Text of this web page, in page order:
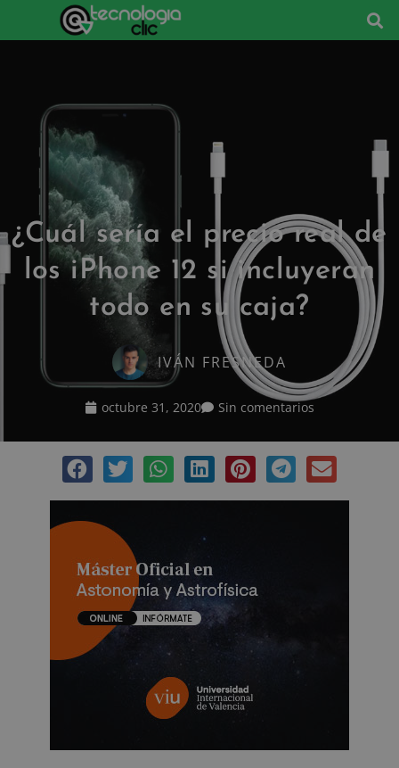
¿Cuál sería el precio real de
los iPhone 12 si incluyeran
todo en su caja?
IVÁN FRESNEDA
octubre 31, 2020 Sin comentarios